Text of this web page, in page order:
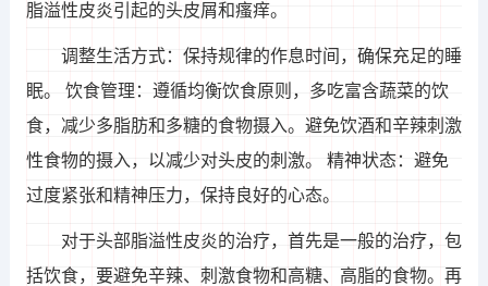
脂溢性皮炎引起的头皮屑和瘙痒。
调整生活方式：保持规律的作息时间，确保充足的睡
眠。 饮食管理：遵循均衡饮食原则，多吃富含蔬菜的饮
食，减少多脂肪和多糖的食物摄入。避免饮酒和辛辣刺激
性食物的摄入，以减少对头皮的刺激。 精神状态：避免
过度紧张和精神压力，保持良好的心态。
对于头部脂溢性皮炎的治疗，首先是一般的治疗，包
括饮食，要避免辛辣、刺激食物和高糖、高脂的食物。再